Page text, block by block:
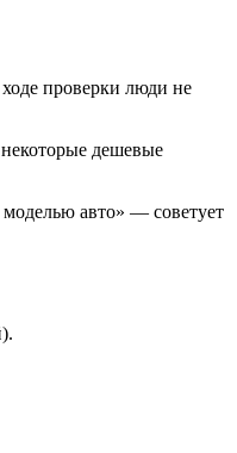
проверки люди не
дешевые
авто» — советует